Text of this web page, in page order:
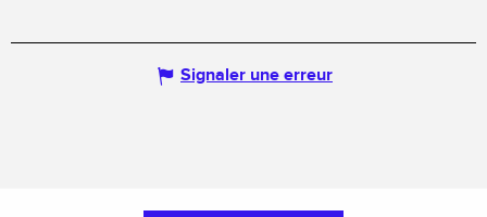
Signaler une erreur